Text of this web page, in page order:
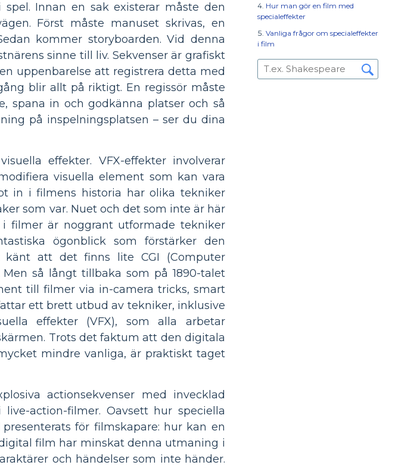
Hur man gör en film med
specialeffekter
Vanliga frågor om specialeffekter
i film
Innan en sak existerar måste den
Först måste manuset skrivas, en
kommer storyboarden. Vid denna
sinne till liv. Sekvenser är grafiskt
uppenbarelse att registrera detta med
blir allt på riktigt. En regissör måste
spana in och godkänna platser och så
på inspelningsplatsen – ser du dina
effekter. VFX-effekter involverar
visuella element som kan vara
in i filmens historia har olika tekniker
som var. Nuet och det som inte är här
filmer är noggrant utformade tekniker
ögonblick som förstärker den
känt att det finns lite CGI (Computer
så långt tillbaka som på 1890-talet
till filmer via in-camera tricks, smart
ett brett utbud av tekniker, inklusive
effekter (VFX), som alla arbetar
Trots det faktum att den digitala
mindre vanliga, är praktiskt taget
actionsekvenser med invecklad
action-filmer. Oavsett hur speciella
för filmskapare: hur kan en
film har minskat denna utmaning i
och händelser som inte händer.